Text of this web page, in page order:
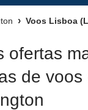
Voos Lisboa
ofertas
de